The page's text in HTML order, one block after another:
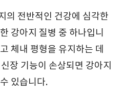
의 전반적인 건강에 심각한
강아지 질병 중 하나입니
체내 평형을 유지하는 데
장 기능이 손상되면 강아지
있습니다.